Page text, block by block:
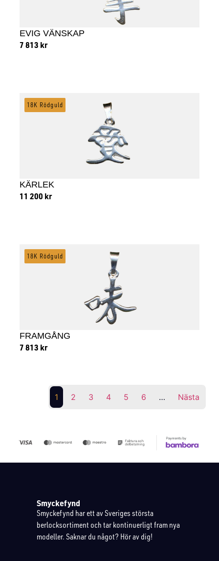
EVIG VÄNSKAP
7 813 kr
KÄRLEK
11 200 kr
18K Rödguld
FRAMGÅNG
7 813 kr
18K Rödguld
1 2 3 4 5 6 … Nästa
Smyckefynd
Smyckefynd har ett av Sveriges största
berlocksortiment och tar kontinuerligt fram nya
modeller. Saknar du något? Hör av dig!